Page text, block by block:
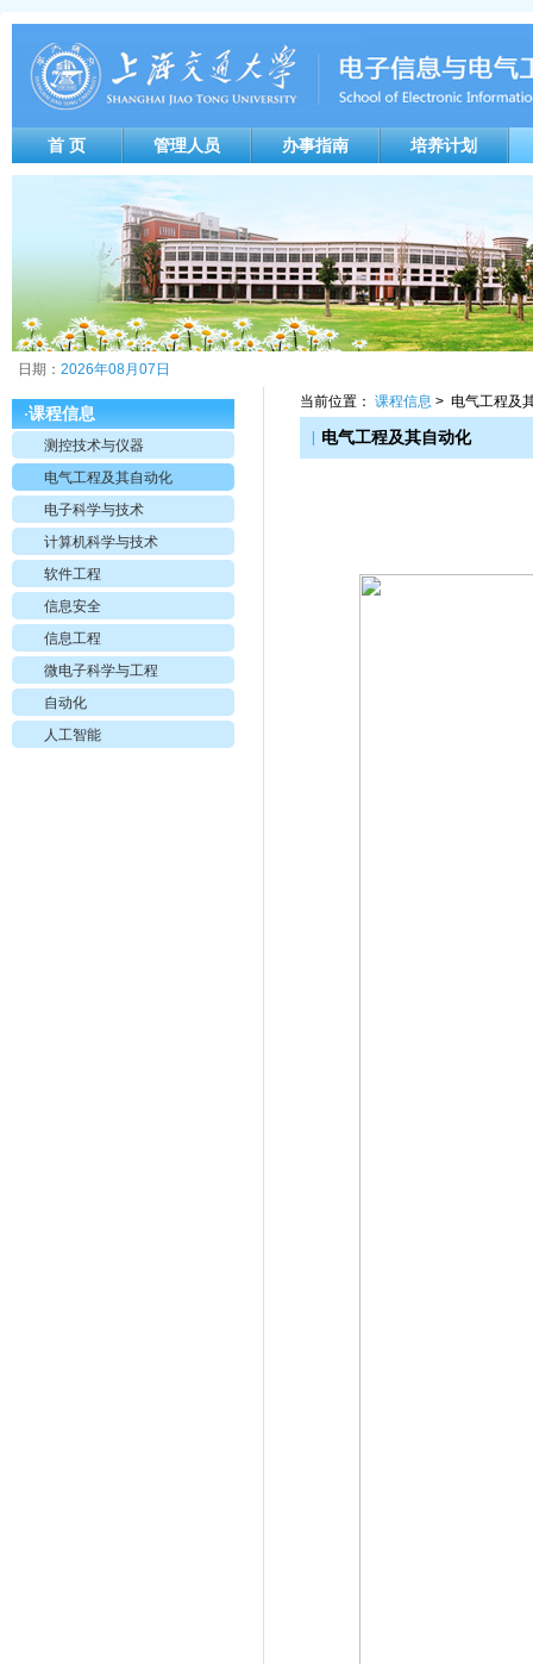
首 页 管理人员 办事指南 培养计划
日期： 2026年08月07日
·课程信息
测控技术与仪器
电气工程及其自动化
电子科学与技术
计算机科学与技术
软件工程
信息安全
信息工程
微电子科学与工程
自动化
人工智能
当前位置：课程信息 > 电气工程及
电气工程及其自动化